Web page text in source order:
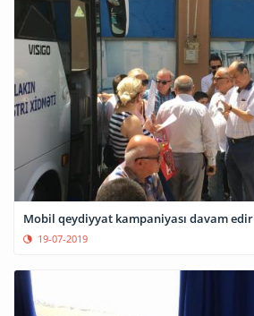
Mobil qeydiyyat kampaniyası davam edir
19-07-2019